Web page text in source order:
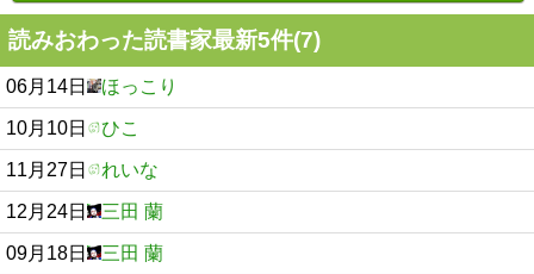
読みおわった読書家最新5件(7)
06月14日 ほっこり
10月10日 ひこ
11月27日 れいな
12月24日 三田 蘭
09月18日 三田 蘭